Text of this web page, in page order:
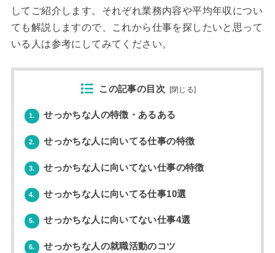
してご紹介します。それぞれ業務内容や平均年収につい
ても解説しますので、これから仕事を探したいと思って
いる人は参考にしてみてください。
この記事の目次 [閉じる]
1. せっかちな人の特徴・あるある
2. せっかちな人に向いてる仕事の特徴
3. せっかちな人に向いてない仕事の特徴
4. せっかちな人に向いてる仕事10選
5. せっかちな人に向いてない仕事4選
6. せっかちな人の就職活動のコツ